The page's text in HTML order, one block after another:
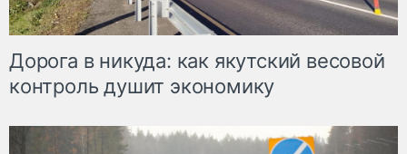
Дорога в никуда: как якутский весовой
контроль душит экономику